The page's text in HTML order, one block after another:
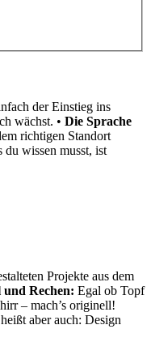
der Einstieg ins
wächst. • Die Sprache
richtigen Standort
wissen musst, ist
Projekte aus dem
und Rechen: Egal ob Topf
– mach’s originell!
aber auch: Design